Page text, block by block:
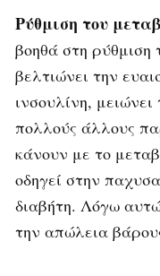
Ρύθμιση του
βοηθά στη ρύθμιση
βελτιώνει την
ινσουλίνη,
πολλούς άλλους
κάνουν με το
οδηγεί στην
διαβήτη. Λόγω
την απώλεια